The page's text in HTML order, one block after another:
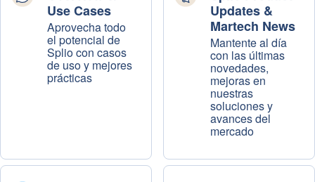
Use Cases
Aprovecha todo
el potencial de
Splio con casos
de uso y mejores
prácticas
Updates &
Martech News
Mantente al día
con las últimas
novedades,
mejoras en
nuestras
soluciones y
avances del
mercado